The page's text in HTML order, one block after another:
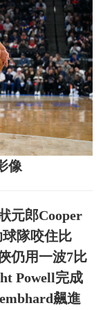
像
元郎Cooper
隊咬住比
仍用一波7比
Powell完成
飆進